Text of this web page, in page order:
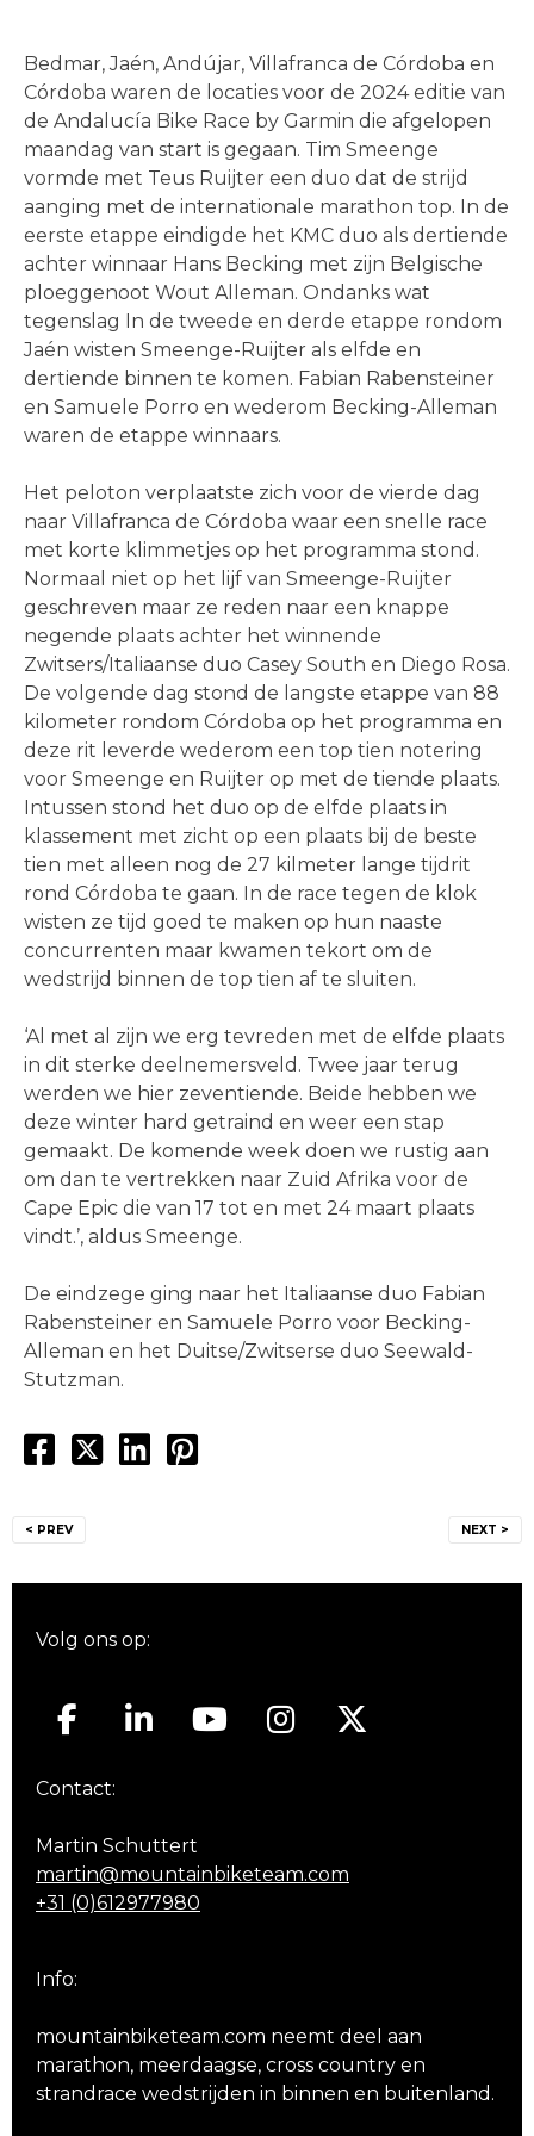
Bedmar, Jaén, Andújar, Villafranca de Córdoba en
Córdoba waren de locaties voor de 2024 editie van
de Andalucía Bike Race by Garmin die afgelopen
maandag van start is gegaan. Tim Smeenge
vormde met Teus Ruijter een duo dat de strijd
aanging met de internationale marathon top. In de
eerste etappe eindigde het KMC duo als dertiende
achter winnaar Hans Becking met zijn Belgische
ploeggenoot Wout Alleman. Ondanks wat
tegenslag In de tweede en derde etappe rondom
Jaén wisten Smeenge-Ruijter als elfde en
dertiende binnen te komen. Fabian Rabensteiner
en Samuele Porro en wederom Becking-Alleman
waren de etappe winnaars.
Het peloton verplaatste zich voor de vierde dag
naar Villafranca de Córdoba waar een snelle race
met korte klimmetjes op het programma stond.
Normaal niet op het lijf van Smeenge-Ruijter
geschreven maar ze reden naar een knappe
negende plaats achter het winnende
Zwitsers/Italiaanse duo Casey South en Diego Rosa.
De volgende dag stond de langste etappe van 88
kilometer rondom Córdoba op het programma en
deze rit leverde wederom een top tien notering
voor Smeenge en Ruijter op met de tiende plaats.
Intussen stond het duo op de elfde plaats in
klassement met zicht op een plaats bij de beste
tien met alleen nog de 27 kilmeter lange tijdrit
rond Córdoba te gaan. In de race tegen de klok
wisten ze tijd goed te maken op hun naaste
concurrenten maar kwamen tekort om de
wedstrijd binnen de top tien af te sluiten.
‘Al met al zijn we erg tevreden met de elfde plaats
in dit sterke deelnemersveld. Twee jaar terug
werden we hier zeventiende. Beide hebben we
deze winter hard getraind en weer een stap
gemaakt. De komende week doen we rustig aan
om dan te vertrekken naar Zuid Afrika voor de
Cape Epic die van 17 tot en met 24 maart plaats
vindt.’, aldus Smeenge.
De eindzege ging naar het Italiaanse duo Fabian
Rabensteiner en Samuele Porro voor Becking-
Alleman en het Duitse/Zwitserse duo Seewald-
Stutzman.
navigatie
< PREV NEXT >
Volg ons op:
Contact:
Martin Schuttert
martin@mountainbiketeam.com
+31 (0)612977980
Info:
mountainbiketeam.com neemt deel aan
marathon, meerdaagse, cross country en
strandrace wedstrijden in binnen en buitenland.